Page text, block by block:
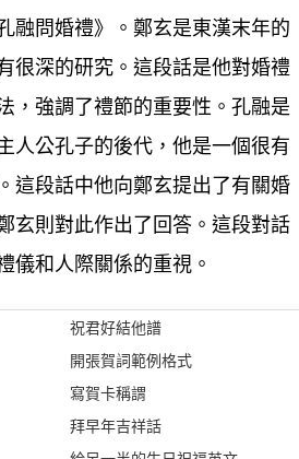
融問婚禮》。鄭玄是東漢末年的
很深的研究。這段話是他對婚禮
，強調了禮節的重要性。孔融是
人公孔子的後代，他是一個很有
這段話中他向鄭玄提出了有關婚
玄則對此作出了回答。這段對話
儀和人際關係的重視。
祝君好結他譜
開張賀詞範例格式
寫賀卡稱謂
拜早年吉祥話